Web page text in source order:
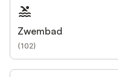
Zwembad
(102)